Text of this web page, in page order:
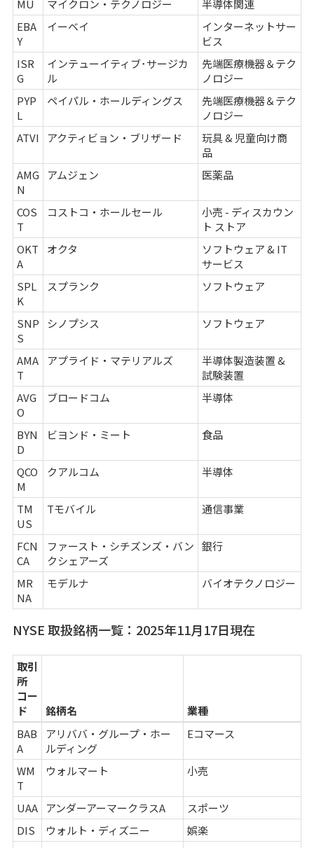
MU マイクロン・テクノロジー
半導体関連
EBA
Y
イーベイ
インターネットサー
ビス
ISR
G
インテューイティブ･サージカ
ル
先端医療機器＆テク
ノロジー
PYP
L
ペイパル・ホールディングス
先端医療機器＆テク
ノロジー
ATVI
アクティビョン・ブリザード
玩具 & 児童向け商
品
AMG
N
アムジェン 医薬品
COS
T
コストコ・ホールセール
小売 - ディスカウン
ト ストア
OKT
A
オクタ
ソフトウェア & IT
サービス
SPL
K
スプランク ソフトウェア
SNP
S
シノプシス ソフトウェア
AMA
T
アプライド・マテリアルズ
半導体製造装置 &
試験装置
AVG
O
ブロードコム 半導体
BYN
D
ビヨンド・ミート 食品
QCO
M
クアルコム 半導体
TM
US
Tモバイル 通信事業
FCN
CA
ファースト・シチズンズ・バン
クシェアーズ
銀行
MR
NA
モデルナ バイオテクノロジー
NYSE 取扱銘柄一覧：2025年11月17日現在
取引
所
コー
ド
銘柄名
業種
BAB
A
アリババ・グループ・ホー
ルディング
Eコマース
WM
T
ウォルマート 小売
UAA アンダーアーマークラスA
スポーツ
DIS
ウォルト・ディズニー
娯楽